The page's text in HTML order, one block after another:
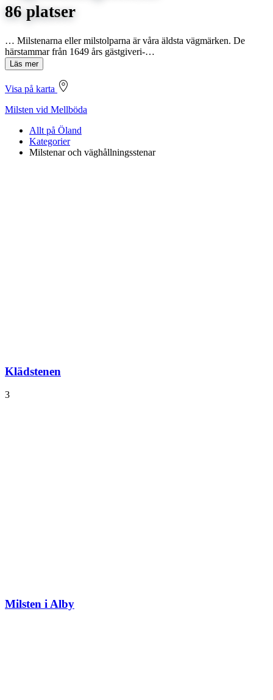
86 platser
… Milstenarna eller milstolparna är våra äldsta vägmärken. De
härstammar från 1649 års gästgiveri-…
Läs mer
Visa på karta
Milsten vid Mellböda
Allt på Öland
Kategorier
Milstenar och väghållningsstenar
Klädstenen
3
Milsten i Alby